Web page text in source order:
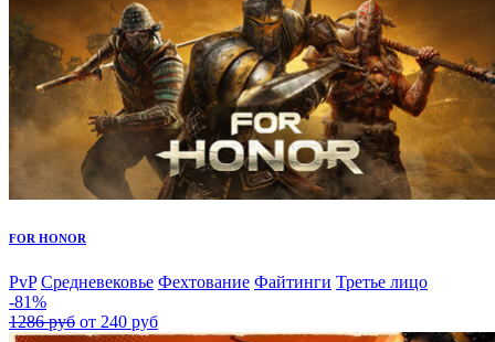
FOR HONOR
PvP Средневековье Фехтование Файтинги Третье лицо
-81%
1286 руб от 240 руб